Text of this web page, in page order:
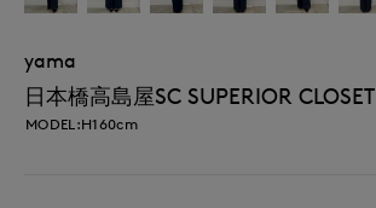
yama
日本橋高島屋SC SUPERIOR CLOSET
MODEL:H160cm